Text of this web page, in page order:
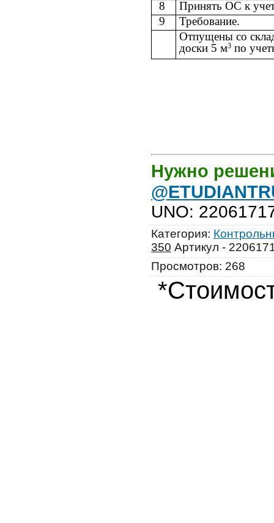
8
Принять ОС к
9
Требование.
Отпущены со
доски 5 м3 по
Нужно
UNO:
Категория:
350 Артикул -
Просмотров: 268